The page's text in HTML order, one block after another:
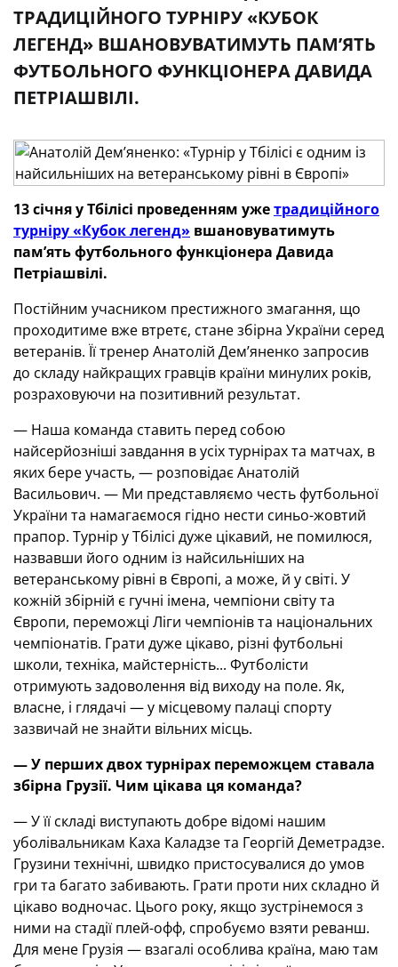
ТРАДИЦІЙНОГО ТУРНІРУ «КУБОК
ЛЕГЕНД» ВШАНОВУВАТИМУТЬ ПАМ’ЯТЬ
ФУТБОЛЬНОГО ФУНКЦІОНЕРА ДАВИДА
ПЕТРІАШВІЛІ.
13 січня у Тбілісі проведенням ужетрадиційного
турніру «Кубок легенд» вшановуватимуть
пам’ять футбольного функціонера Давида
Петріашвілі.
Постійним учасником престижного змагання, що
проходитиме вже втретє, стане збірна України серед
ветеранів. Її тренер Анатолій Дем’яненко запросив
до складу найкращих гравців країни минулих років,
розраховуючи на позитивний результат.
— Наша команда ставить перед собою
найсерйозніші завдання в усіх турнірах та матчах, в
яких бере участь, — розповідає Анатолій
Васильович. — Ми представляємо честь футбольної
України та намагаємося гідно нести синьо-жовтий
прапор. Турнір у Тбілісі дуже цікавий, не помилюся,
назвавши його одним із найсильніших на
ветеранському рівні в Європі, а може, й у світі. У
кожній збірній є гучні імена, чемпіони світу та
Європи, переможці Ліги чемпіонів та національних
чемпіонатів. Грати дуже цікаво, різні футбольні
школи, техніка, майстерність... Футболісти
отримують задоволення від виходу на поле. Як,
власне, і глядачі — у місцевому палаці спорту
зазвичай не знайти вільних місць.
— У перших двох турнірах переможцем ставала
збірна Грузії. Чим цікава ця команда?
— У її складі виступають добре відомі нашим
уболівальникам Каха Каладзе та Георгій Деметрадзе.
Грузини технічні, швидко пристосувалися до умов
гри та багато забивають. Грати проти них складно й
цікаво водночас. Цього року, якщо зустрінемося з
ними на стадії плей-офф, спробуємо взяти реванш.
Для мене Грузія — взагалі особлива країна, маю там